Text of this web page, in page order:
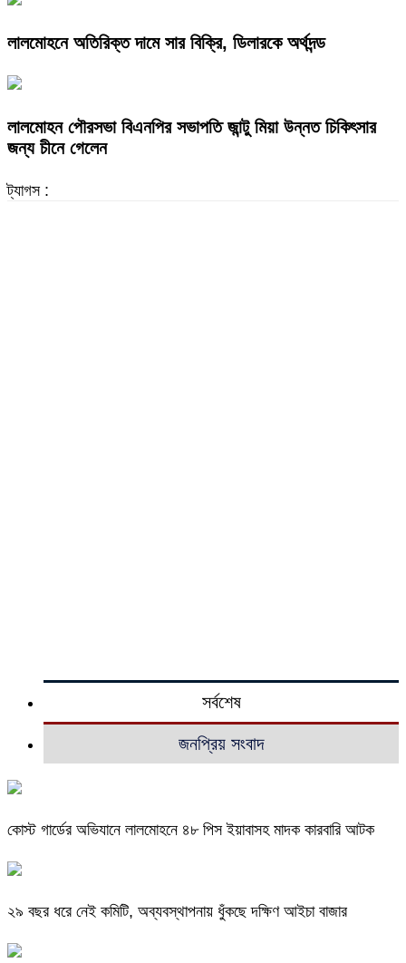
লালমোহনে অতিরিক্ত দামে সার বিক্রি, ডিলারকে অর্থদন্ড
লালমোহন পৌরসভা বিএনপির সভাপতি জান্টু মিয়া উন্নত চিকিৎসার
জন্য চীনে গেলেন
ট্যাগস :
সর্বশেষ
জনপ্রিয় সংবাদ
কোস্ট গার্ডের অভিযানে লালমোহনে ৪৮ পিস ইয়াবাসহ মাদক কারবারি আটক
২৯ বছর ধরে নেই কমিটি, অব্যবস্থাপনায় ধুঁকছে দক্ষিণ আইচা বাজার